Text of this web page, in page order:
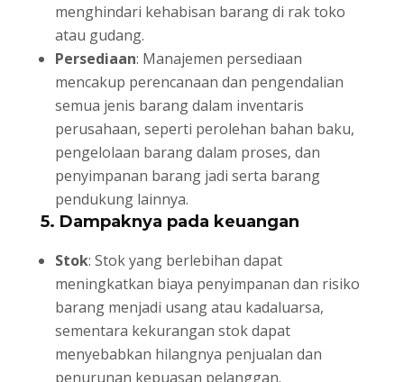
menghindari kehabisan barang di rak toko
atau gudang.
Persediaan: Manajemen persediaan
mencakup perencanaan dan pengendalian
semua jenis barang dalam inventaris
perusahaan, seperti perolehan bahan baku,
pengelolaan barang dalam proses, dan
penyimpanan barang jadi serta barang
pendukung lainnya.
5. Dampaknya pada keuangan
Stok: Stok yang berlebihan dapat
meningkatkan biaya penyimpanan dan risiko
barang menjadi usang atau kadaluarsa,
sementara kekurangan stok dapat
menyebabkan hilangnya penjualan dan
penurunan kepuasan pelanggan.